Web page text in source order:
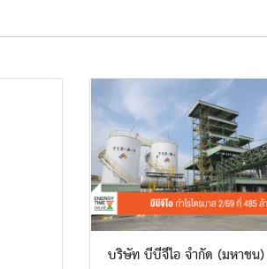
บริษัท บีบีจีไอ จำกัด (มหาชน)